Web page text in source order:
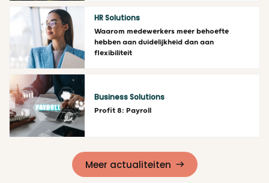
Lees meer
Lees meer
HR Solutions
Waarom medewerkers meer behoefte
hebben aan duidelijkheid dan aan
flexibiliteit
Business Solutions
Profit 8: Payroll
Meer actualiteiten